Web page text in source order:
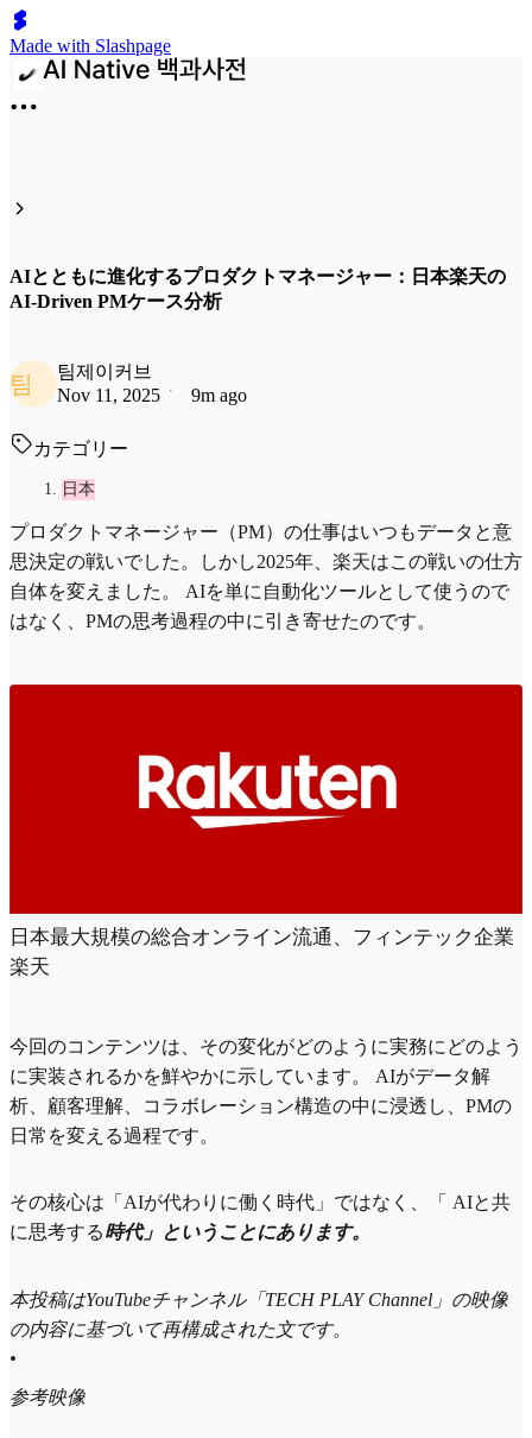
Made with Slashpage
AIとともに進化するプロダクトマネージャー：日本楽天の
AI-Driven PMケース分析
팀
팀제이커브
Nov 11, 2025
9m ago
カテゴリー
日本
プロダクトマネージャー（PM）の仕事はいつもデータと意
思決定の戦いでした。しかし2025年、楽天はこの戦いの仕方
自体を変えました。 AIを単に自動化ツールとして使うので
はなく、PMの思考過程の中に引き寄せたのです。
日本最大規模の総合オンライン流通、フィンテック企業
楽天
今回のコンテンツは、その変化がどのように実務にどのよう
に実装されるかを鮮やかに示しています。 AIがデータ解
析、顧客理解、コラボレーション構造の中に浸透し、PMの
日常を変える過程です。
その核心は「AIが代わりに働く時代」ではなく、「 AIと共
に思考する時代」ということにあります。
本投稿はYouTubeチャンネル「TECH PLAY Channel」の映像
の内容に基づいて再構成された文です。
•
参考映像